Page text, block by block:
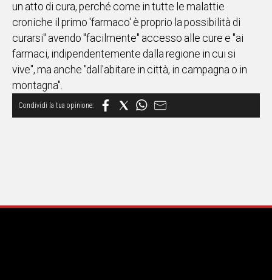
un atto di cura, perché come in tutte le malattie
croniche il primo 'farmaco' è proprio la possibilità di
curarsi" avendo "facilmente" accesso alle cure e "ai
farmaci, indipendentemente dalla regione in cui si
vive", ma anche "dall'abitare in città, in campagna o in
montagna".